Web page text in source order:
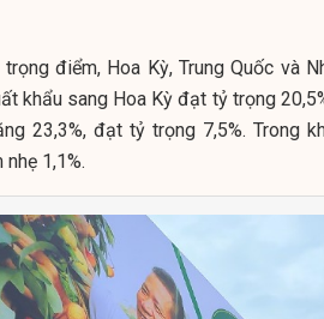
điểm, Hoa Kỳ, Trung Quốc và
khẩu sang Hoa Kỳ đạt tỷ trọng
23,3%, đạt tỷ trọng 7,5%. Trong
1,1%.